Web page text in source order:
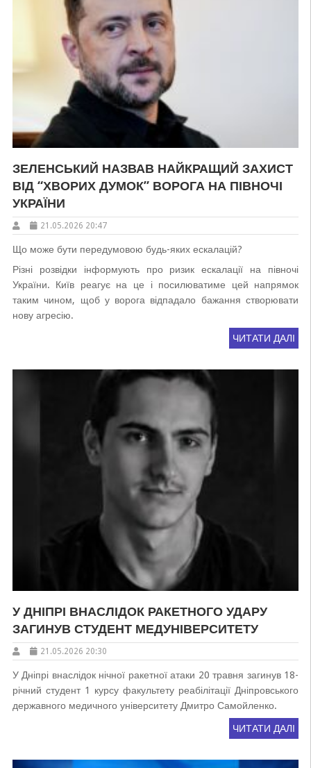
ЗЕЛЕНСЬКИЙ НАЗВАВ НАЙКРАЩИЙ ЗАХИСТ
ВІД “ХВОРИХ ДУМОК” ВОРОГА НА ПІВНОЧІ
УКРАЇНИ
21.05.2026 20:47
Що може бути передумовою будь-яких ескалацій?
Різні розвідки інформують про ризик ескалації на півночі
України. Київ реагує на це і посилюватиме цей напрямок
таким чином, щоб у ворога відпадало бажання створювати
нову агресію.
ЧИТАТИ ДАЛІ
У ДНІПРІ ВНАСЛІДОК РАКЕТНОГО УДАРУ
ЗАГИНУВ СТУДЕНТ МЕДУНІВЕРСИТЕТУ
21.05.2026 20:30
У Дніпрі внаслідок нічної ракетної атаки 20 травня загинув 18-
річний студент 1 курсу факультету реабілітації Дніпровського
державного медичного університету Дмитро Самойленко.
ЧИТАТИ ДАЛІ